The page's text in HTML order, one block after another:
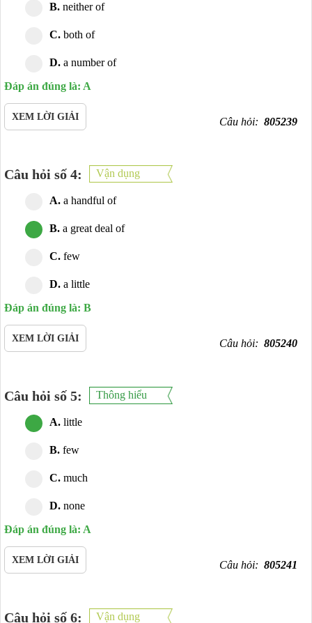
B. neither of
C. both of
D. a number of
Đáp án đúng là: A
XEM LỜI GIẢI Câu hỏi: 805239
Câu hỏi số 4: Vận dụng
A. a handful of
B. a great deal of
C. few
D. a little
Đáp án đúng là: B
XEM LỜI GIẢI Câu hỏi: 805240
Câu hỏi số 5: Thông hiểu
A. little
B. few
C. much
D. none
Đáp án đúng là: A
XEM LỜI GIẢI Câu hỏi: 805241
Câu hỏi số 6: Vận dụng